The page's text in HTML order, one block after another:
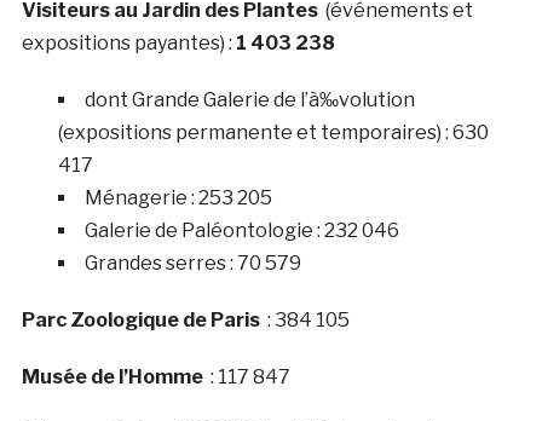
Visiteurs au Jardin des Plantes(événements et
expositions payantes) : 1 403 238
dont Grande Galerie de l’à‰volution
(expositions permanente et temporaires) : 630
417
Ménagerie : 253 205
Galerie de Paléontologie : 232 046
Grandes serres : 70 579
Parc Zoologique de Paris: 384 105
Musée de l’Homme: 117 847